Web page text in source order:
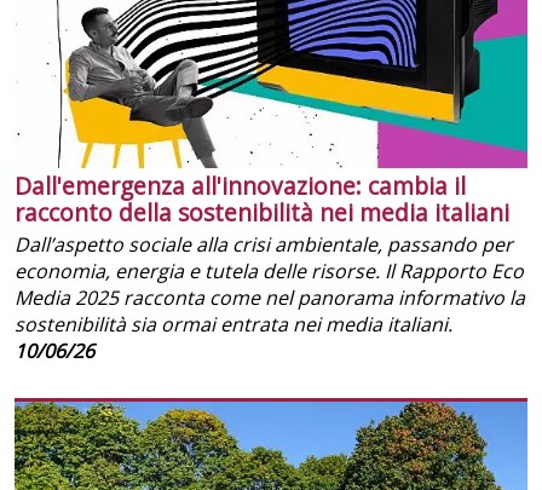
Dall'emergenza all'innovazione: cambia il
racconto della sostenibilità nei media italiani
Dall’aspetto sociale alla crisi ambientale, passando per
economia, energia e tutela delle risorse. Il Rapporto Eco
Media 2025 racconta come nel panorama informativo la
sostenibilità sia ormai entrata nei media italiani.
10/06/26